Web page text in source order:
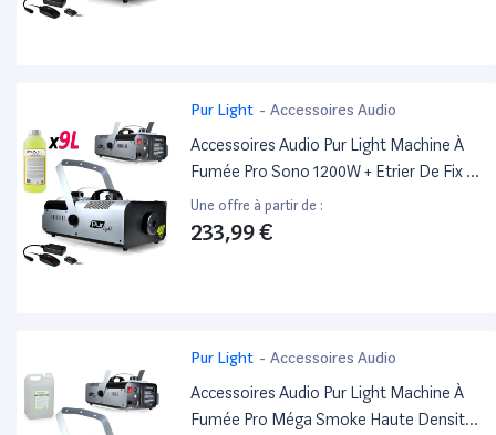
Pur Light - Accessoires Audio
Accessoires Audio Pur Light Machine À
Fumée Pro Sono 1200W + Etrier De Fix +
2 Télécommandes Newark1200 + 9L
Liquide
Une offre à partir de :
233,99 €
Pur Light - Accessoires Audio
Accessoires Audio Pur Light Machine À
Fumée Pro Méga Smoke Haute Densité